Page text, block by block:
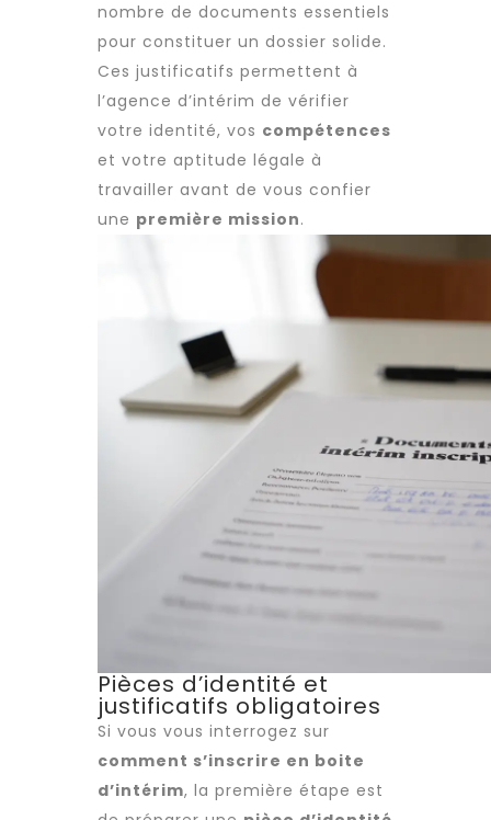
nombre de documents essentiels
pour constituer un dossier solide.
Ces justificatifs permettent à
l’agence d’intérim de vérifier
votre identité, vos compétences
et votre aptitude légale à
travailler avant de vous confier
une première mission.
Pièces d’identité et
justificatifs obligatoires
Si vous vous interrogez sur
comment s’inscrire en boite
d’intérim, la première étape est